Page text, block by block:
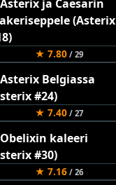
★ 7.80/ 29
★ 7.40/ 27
★ 7.16/ 26